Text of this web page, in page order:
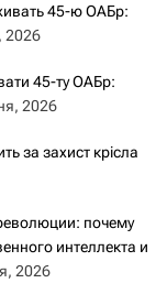
45-ю ОАБр:
2026
45-ту ОАБр:
2026
за захист крісла
почему
интеллекта и
2026